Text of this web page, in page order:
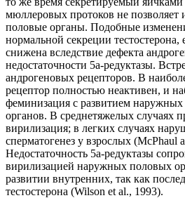
мюллеровых протоков не позволяет
половые органы. Подобные
нормальной секреции тестостерона,
снижена вследствие дефекта
недостаточности 5а-редуктазы.
андрогеновых рецепторов. В
рецептор полностью неактивен, и
феминизация с развитием
органов. В среднетяжелых случаях
вирилизация; в легких случаях
сперматогенез у взрослых (McPhaul
Недостаточность 5а-редуктазы
вирилизацией наружных половых
развитии внутренних, так как
тестостерона (Wilson et al., 1993).